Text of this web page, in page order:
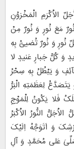
الاَْکْرَمِ الْمَخْزوُنِ
مَعَ نُورٍ وَ نُورٌ مِنْ
نُورٍ وَ نُورٌ تُضیئُ بِهِ
کُلُّ جَبارٍ عَنیدٍ لا
وَ یَبْطُلُ بِهِ سِحْرُ
لِعَظَمَتِهِ الْبَرُّ
فَلا یَکُونُ لِلْمَوْجِ
النُّورُ الاَْکْبَرُ
وَ اَتَوَجَّهُ اِلَیْکَ
عَلى مُحَمَّدٍ وَ آلِ